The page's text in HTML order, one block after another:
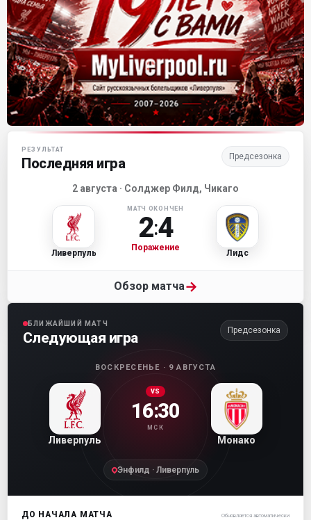
Матч-центр «Ливерпуля»
РЕЗУЛЬТАТ
Последняя игра Предсезонка
2 августа · Солджер Филд, Чикаго
Ливерпуль
МАТЧ ОКОНЧЕН
2:4
Поражение
Лидс
Обзор матча→
БЛИЖАЙШИЙ МАТЧ
Следующая игра Предсезонка
ВОСКРЕСЕНЬЕ · 9 АВГУСТА
Ливерпуль
VS
16:30
МСК
Монако
Энфилд · Ливерпуль
ДО НАЧАЛА МАТЧА Обновляется автоматически